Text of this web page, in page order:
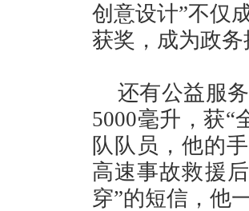
创意设计”不仅
获奖，成为政务
还有公益服
5000毫升，获“
队队员，他的
高速事故救援
穿”的短信，他